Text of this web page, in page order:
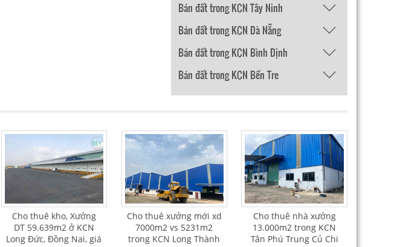
Bán đất trong KCN Tây Ninh
Bán đất trong KCN Đà Nẵng
Bán đất trong KCN Bình Định
Bán đất trong KCN Bến Tre
Cho thuê kho, Xưởng
DT 59.639m2 ở KCN
Long Đức, Đồng Nai, giá
Cho thuê xưởng mới xd
7000m2 vs 5231m2
trong KCN Long Thành
Cho thuê nhà xưởng
13.000m2 trong KCN
Tân Phú Trung Củ Chi